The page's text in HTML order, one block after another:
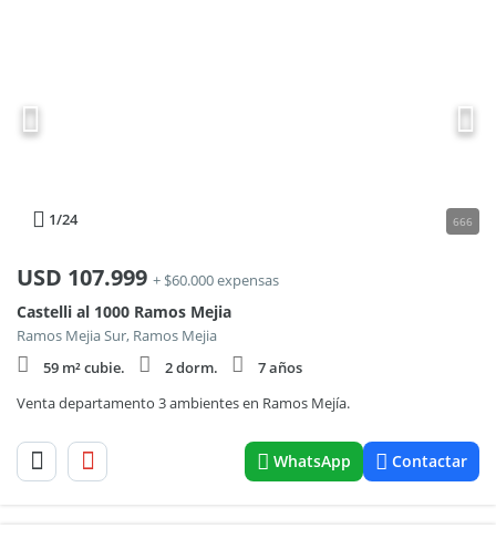
1/24 666
USD 107.999 + $60.000 expensas
Castelli al 1000 Ramos Mejia
Ramos Mejia Sur, Ramos Mejia
59 m² cubie.
2 dorm.
7 años
Venta departamento 3 ambientes en Ramos Mejía.
WhatsApp Contactar